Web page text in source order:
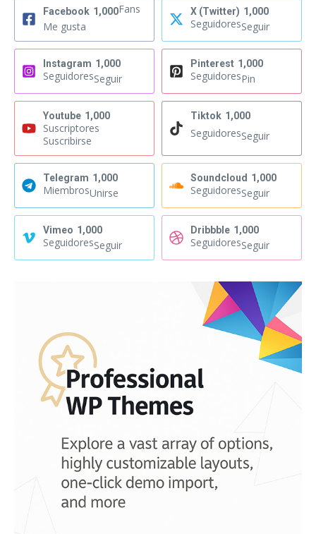
Facebook 1,000Fans
Me gusta
X (Twitter) 1,000
SeguidoresSeguir
Instagram 1,000
SeguidoresSeguir
Pinterest 1,000
SeguidoresPin
Youtube 1,000
Suscriptores
Suscribirse
Tiktok 1,000
SeguidoresSeguir
Telegram 1,000
MiembrosUnirse
Soundcloud 1,000
SeguidoresSeguir
Vimeo 1,000
SeguidoresSeguir
Dribbble 1,000
SeguidoresSeguir